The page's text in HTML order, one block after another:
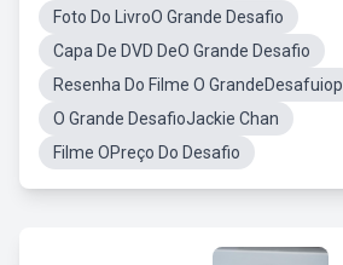
Foto Do LivroO Grande Desafio
Capa De DVD DeO Grande Desafio
Resenha Do Filme O GrandeDesafuiop
O Grande DesafioJackie Chan
Filme OPreço Do Desafio